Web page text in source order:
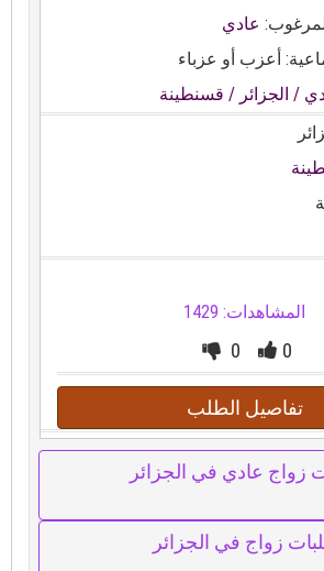
عادي
أعزب أو عزباء
/ الجزائر / قسنطينة
المشاهدات: 1429
0
0
تفاصيل الطلب
زواج عادي في الجزائر
زواج في الجزائر